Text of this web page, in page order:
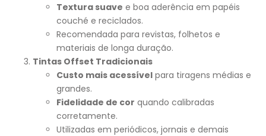
Textura suave e boa aderência em papéis
couché e reciclados.
Recomendada para revistas, folhetos e
materiais de longa duração.
Tintas Offset Tradicionais
Custo mais acessível para tiragens médias e
grandes.
Fidelidade de cor quando calibradas
corretamente.
Utilizadas em periódicos, jornais e demais